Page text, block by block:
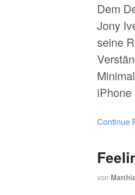
Dem
Jony
seine
iPhone
Continue
von